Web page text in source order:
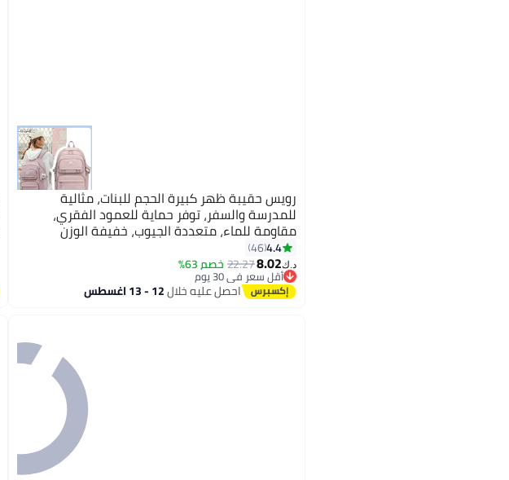
رويس حقيبة ظهر كبيرة الحجم للبنات، مثالية
للمدرسة والسفر، توفر حماية للعمود الفقري،
مقاومة للماء، متعددة الجيوب، خفيفة الوزن
ومتعددة الاستخدامات، حقيبة ظهر مدرسية عملية
للطالبات
4.4
46
د.ك‏8.02
22.27خصم 63%
أقل سعر في 30 يوم
أقل سعر في 30 يوماحصل عليه خلال12 - 13 اغسطس